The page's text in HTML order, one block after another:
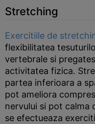
Stretching
Exercitiile de
flexibilitatea
vertebrale si
activitatea fizica.
partea inferioara a
pot ameliora
nervului si pot calma
se efectueaza